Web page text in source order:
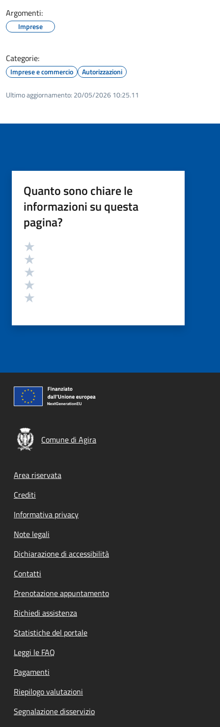
Argomenti:
Imprese
Categorie:
Imprese e commercio Autorizzazioni
Ultimo aggiornamento: 20/05/2026 10:25.11
Quanto sono chiare le
informazioni su questa
pagina?
Valutazione
Comune di Agira
Footer menu
Area riservata
Crediti
Informativa privacy
Note legali
Dichiarazione di accessibilità
Contatti
Prenotazione appuntamento
Richiedi assistenza
Statistiche del portale
Leggi le FAQ
Pagamenti
Riepilogo valutazioni
Segnalazione disservizio